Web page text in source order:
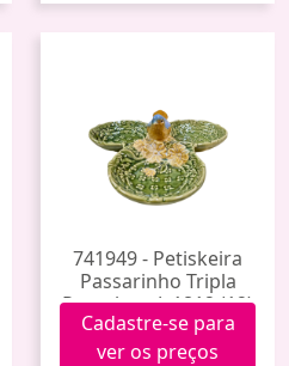
741949 - Petiskeira
Passarinho Tripla
Porcelana Jy1812 (12)
Cadastre-se para
ver os preços